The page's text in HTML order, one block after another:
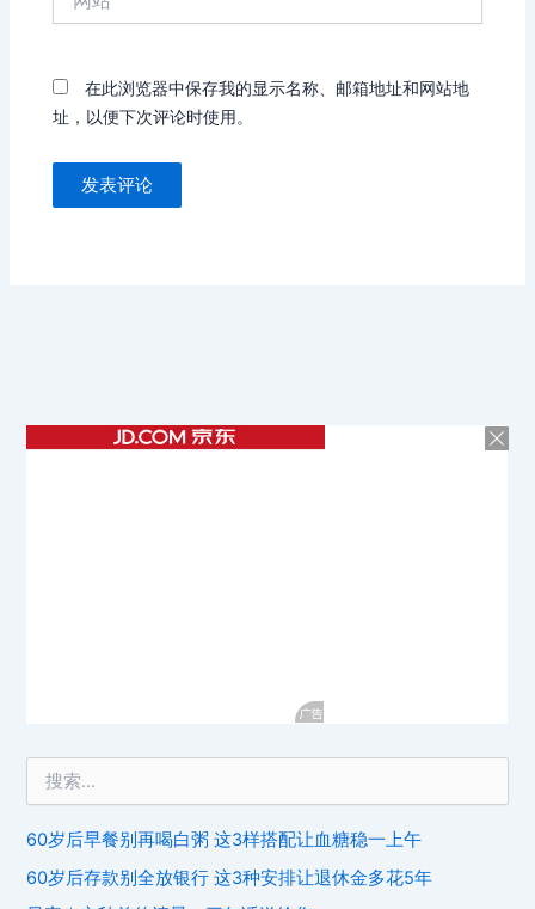
在此浏览器中保存我的显示名称、邮箱地址和网站地
址，以便下次评论时使用。
60岁后早餐别再喝白粥 这3样搭配让血糖稳一上午
60岁后存款别全放银行 这3种安排让退休金多花5年